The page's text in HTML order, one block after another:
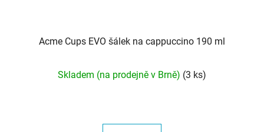
Acme Cups EVO šálek na cappuccino 190 ml
Skladem (na prodejně v Brně) (3 ks)